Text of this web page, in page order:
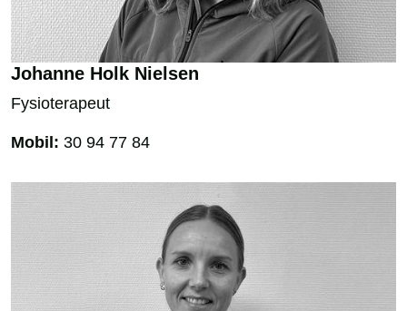
Johanne Holk Nielsen
Fysioterapeut
Mobil: 30 94 77 84